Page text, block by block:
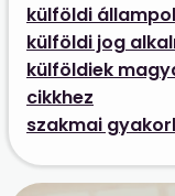
külföldi
külföldi jog
külföldiek
cikkhez
szakmai